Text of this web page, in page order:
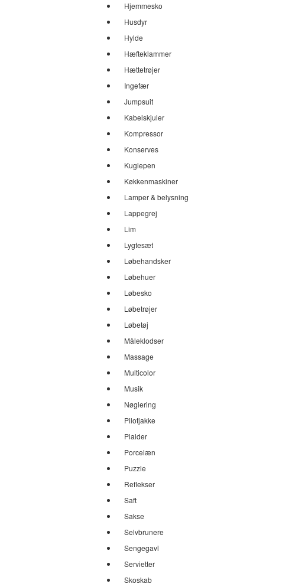
Hjemmesko
Husdyr
Hylde
Hæfteklammer
Hættetrøjer
Ingefær
Jumpsuit
Kabelskjuler
Kompressor
Konserves
Kuglepen
Køkkenmaskiner
Lamper & belysning
Lappegrej
Lim
Lygtesæt
Løbehandsker
Løbehuer
Løbesko
Løbetrøjer
Løbetøj
Måleklodser
Massage
Multicolor
Musik
Nøglering
Pilotjakke
Plaider
Porcelæn
Puzzle
Reflekser
Saft
Sakse
Selvbrunere
Sengegavl
Servietter
Skoskab